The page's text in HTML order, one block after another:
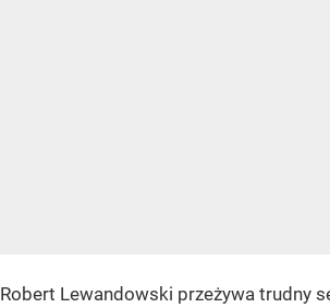
Robert Lewandowski przeżywa trudny